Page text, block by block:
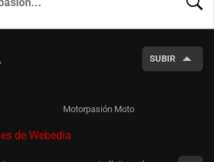
SUBIR
Motorpasión Moto
de Webedia